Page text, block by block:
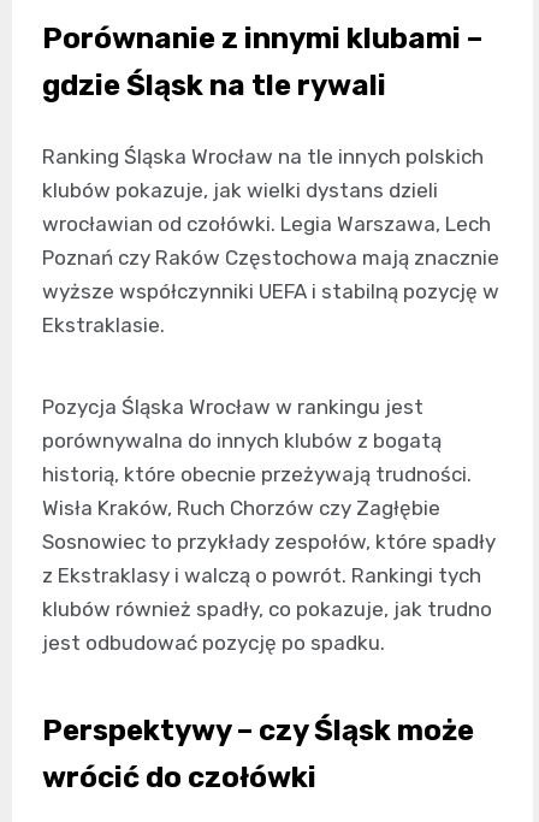
Porównanie z innymi klubami –
gdzie Śląsk na tle rywali
Ranking Śląska Wrocław na tle innych polskich
klubów pokazuje, jak wielki dystans dzieli
wrocławian od czołówki. Legia Warszawa, Lech
Poznań czy Raków Częstochowa mają znacznie
wyższe współczynniki UEFA i stabilną pozycję w
Ekstraklasie.
Pozycja Śląska Wrocław w rankingu jest
porównywalna do innych klubów z bogatą
historią, które obecnie przeżywają trudności.
Wisła Kraków, Ruch Chorzów czy Zagłębie
Sosnowiec to przykłady zespołów, które spadły
z Ekstraklasy i walczą o powrót. Rankingi tych
klubów również spadły, co pokazuje, jak trudno
jest odbudować pozycję po spadku.
Perspektywy – czy Śląsk może
wrócić do czołówki